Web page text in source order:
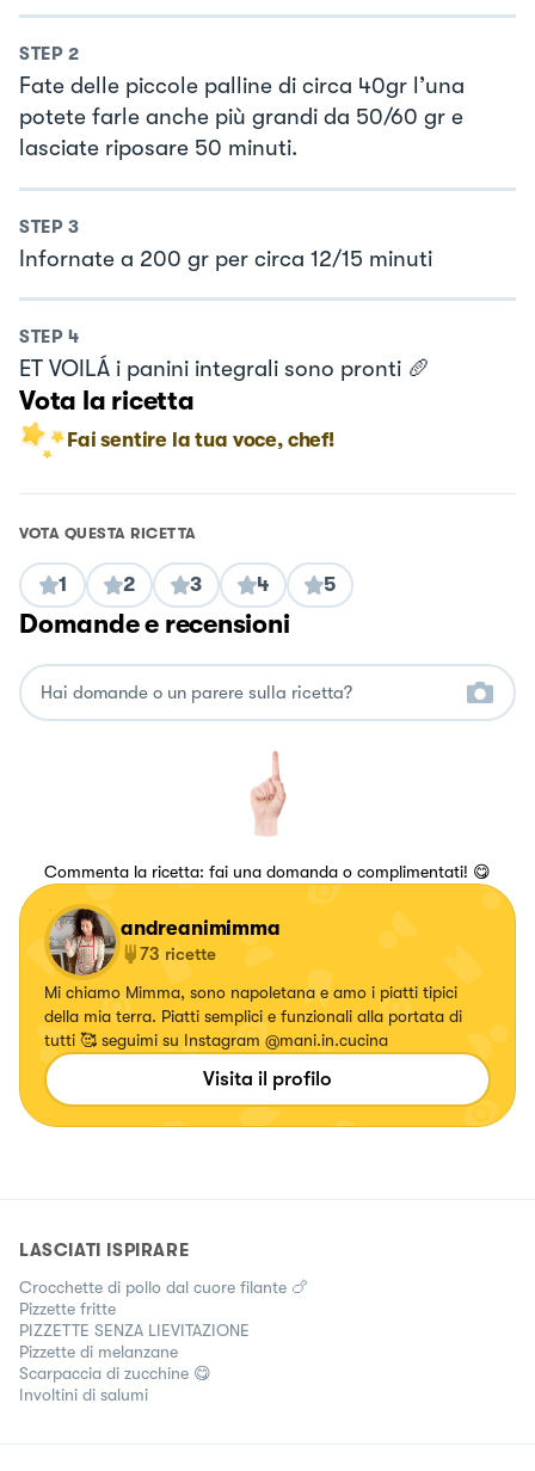
STEP 2
Fate delle piccole palline di circa 40gr l’una
potete farle anche più grandi da 50/60 gr e
lasciate riposare 50 minuti.
STEP 3
Infornate a 200 gr per circa 12/15 minuti
STEP 4
ET VOILÁ i panini integrali sono pronti 🥖
Vota la ricetta
Fai sentire la tua voce, chef!
VOTA QUESTA RICETTA
1 2 3 4 5
Domande e recensioni
Commenta la ricetta: fai una domanda o complimentati! 😋
andreanimimma
73 ricette
Mi chiamo Mimma, sono napoletana e amo i piatti tipici
della mia terra. Piatti semplici e funzionali alla portata di
tutti 🥰 seguimi su Instagram @mani.in.cucina
Visita il profilo
LASCIATI ISPIRARE
Crocchette di pollo dal cuore filante 🍗
Pizzette fritte
PIZZETTE SENZA LIEVITAZIONE
Pizzette di melanzane
Scarpaccia di zucchine 😋
Involtini di salumi